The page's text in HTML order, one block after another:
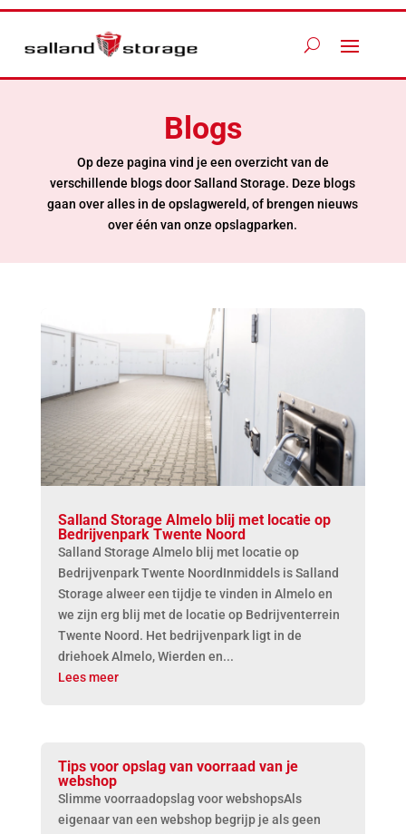
Blogs
Op deze pagina vind je een overzicht van de
verschillende blogs door Salland Storage. Deze blogs
gaan over alles in de opslagwereld, of brengen nieuws
over één van onze opslagparken.
Salland Storage Almelo blij met locatie op
Bedrijvenpark Twente Noord
Salland Storage Almelo blij met locatie op
Bedrijvenpark Twente NoordInmiddels is Salland
Storage alweer een tijdje te vinden in Almelo en
we zijn erg blij met de locatie op Bedrijventerrein
Twente Noord. Het bedrijvenpark ligt in de
driehoek Almelo, Wierden en...
Lees meer
Tips voor opslag van voorraad van je
webshop
Slimme voorraadopslag voor webshopsAls
eigenaar van een webshop begrijp je als geen